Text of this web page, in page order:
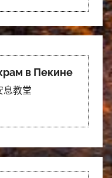
в Пекине
息教堂